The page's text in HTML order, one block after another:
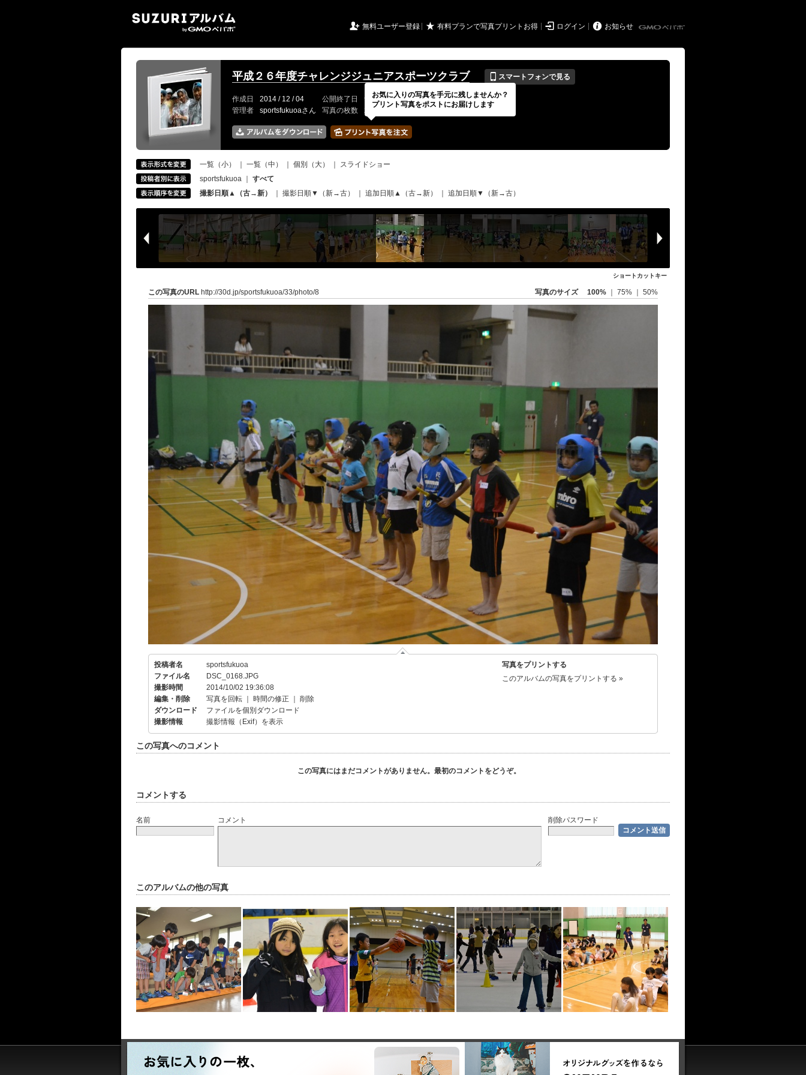
 無料ユーザー登録 ★ 有料プランで写真プリントお得  ログイン  お知らせ
平成２６年度チャレンジジュニアスポーツクラブ 📱 スマートフォンで見る
作成日 2014 / 12 / 04 公開終了日 無期限 イベントの期間
---
管理者
sportsfukuoaさん 写真の枚数 235 / 2000枚
一覧（小） 一覧（中） 個別（大）
スライドショー
sportsfukuoa
すべて
撮影日順▲（古→新）
撮影日順▼（新→古） 追加日順▲（古→新） 追加日順▼（新→古）
ショートカットキー
この写真のURL http://30d.jp/sportsfukuoa/33/photo/8 写真のサイズ 100% 75% 50%
投稿者名
sportsfukuoa
ファイル名
DSC_0168.JPG
撮影時間
2014/10/02 19:36:08
編集・削除
写真を回転 時間の修正
削除
ダウンロード
ファイルを個別ダウンロード
撮影情報
撮影情報（Exif）を表示
写真をプリントする
このアルバムの写真をプリントする »
この写真へのコメント
この写真にはまだコメントがありません。最初のコメントをどうぞ。
コメントする
名前 コメント 削除パスワード
このアルバムの他の写真
お気に入りの写真を手元に残しませんか？
プリント写真をポストにお届けします